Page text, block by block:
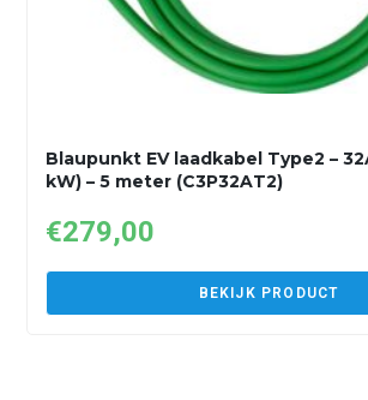
Blaupunkt EV laadkabel Type2 –
kW) – 5 meter (C3P32AT2)
€279,00
BEKIJK PRODUCT